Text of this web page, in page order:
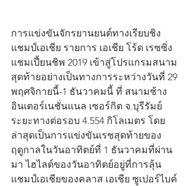
การแข่งขันจักรยานยนต์ทางเรียบชิง
แชมป์เอเชีย รายการ เอเชีย โร้ด เรซซิ่ง
แชมเปี้ยนชิพ 2019 เข้าสู่โปรแกรมสนาม
สุดท้ายอย่างเป็นทางการระหว่างวันที่ 29
พฤศจิกายนี้-1 ธันวาคมนี้ ที่ สนามช้าง
อินเตอร์เนชั่นแนล เซอร์กิต จ.บุรีรัมย์
ระยะทางต่อรอบ 4.554 กิโลเมตร โดย
ล่าสุดเป็นการแข่งขันเรซสุดท้ายของ
ฤดูกาลในวันอาทิตย์ที่ 1 ธันวาคมที่ผ่าน
มา ไฮไลต์ของวันอาทิตย์อยู่ที่การลุ้น
แชมป์เอเชียของคลาส เอเชีย ซูเปอร์ไบค์